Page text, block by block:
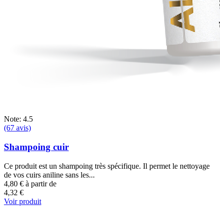
Note: 4.5
(67 avis)
Shampoing cuir
Ce produit est un shampoing très spécifique. Il permet le nettoyage
de vos cuirs aniline sans les...
4,80 € à partir de
4,32 €
Voir produit